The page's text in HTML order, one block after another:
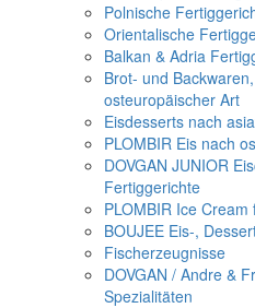
Polnische
Orientalische
Balkan & Adria
Brot- und
osteuropäischer Art
Eisdesserts nach
PLOMBIR Eis nach
DOVGAN JUNIOR
Fertiggerichte
PLOMBIR Ice Cream
BOUJEE Eis-,
Fischerzeugnisse
DOVGAN / Andre &
Spezialitäten